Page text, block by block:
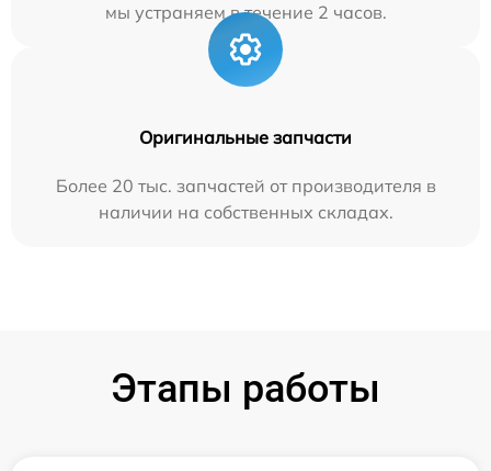
мы устраняем в течение 2 часов.
Оригинальные запчасти
Более 20 тыс. запчастей от производителя в
наличии на собственных складах.
Этапы работы